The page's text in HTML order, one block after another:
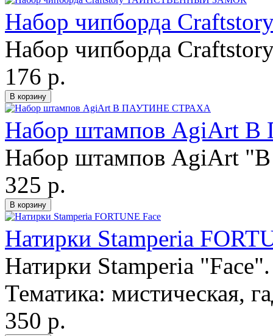
Набор чипборда
Набор чипборда
176 р.
Набор штампов AgiArt
Набор штампов AgiArt "В
325 р.
Натирки Stamperia
Натирки Stamperia
Тематика: мистическая,
350 р.